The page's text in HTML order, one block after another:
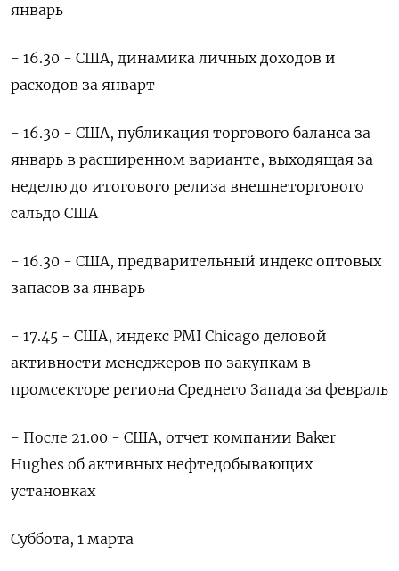
январь
- 16.30 - США, динамика личных доходов и
расходов за январт
- 16.30 - США, публикация торгового баланса за
январь в расширенном варианте, выходящая за
неделю до итогового релиза внешнеторгового
сальдо США
- 16.30 - США, предварительный индекс оптовых
запасов за январь
- 17.45 - США, индекс PMI Chicago деловой
активности менеджеров по закупкам в
промсекторе региона Среднего Запада за февраль
- После 21.00 - США, отчет компании Baker
Hughes об активных нефтедобывающих
установках
Суббота, 1 марта